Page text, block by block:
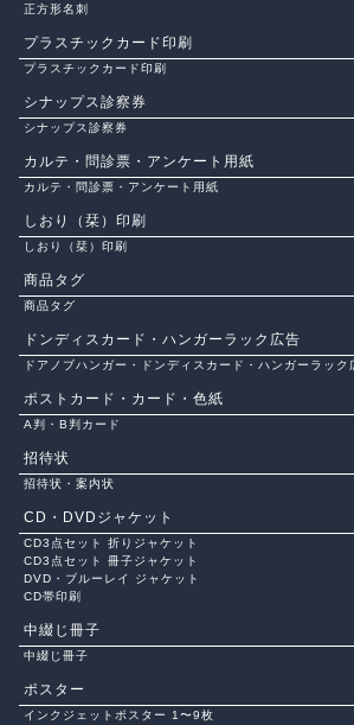
正方形名刺
プラスチックカード印刷
プラスチックカード印刷
シナップス診察券
シナップス診察券
カルテ・問診票・アンケート用紙
カルテ・問診票・アンケート用紙
しおり（栞）印刷
しおり（栞）印刷
商品タグ
商品タグ
ドンディスカード・ハンガーラック広告
ドアノブハンガー・ドンディスカード・ハンガーラック
ポストカード・カード・色紙
A判・B判カード
招待状
招待状・案内状
CD・DVDジャケット
CD3点セット 折りジャケット
CD3点セット 冊子ジャケット
DVD・ブルーレイ ジャケット
CD帯印刷
中綴じ冊子
中綴じ冊子
ポスター
インクジェットポスター 1〜9枚